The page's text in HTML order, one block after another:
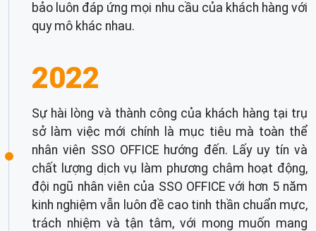
bảo luôn đáp ứng mọi nhu cầu của khách hàng với
quy mô khác nhau.
2022
Sự hài lòng và thành công của khách hàng tại trụ
sở làm việc mới chính là mục tiêu mà toàn thể
nhân viên SSO OFFICE hướng đến. Lấy uy tín và
chất lượng dịch vụ làm phương châm hoạt động,
đội ngũ nhân viên của SSO OFFICE với hơn 5 năm
kinh nghiệm vẫn luôn đề cao tinh thần chuẩn mực,
trách nhiệm và tận tâm, với mong muốn mang